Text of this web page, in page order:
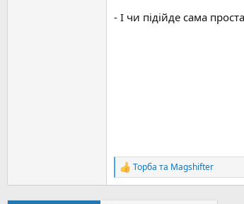
- І чи підійде сама
Р
е
Торба та Magshifter